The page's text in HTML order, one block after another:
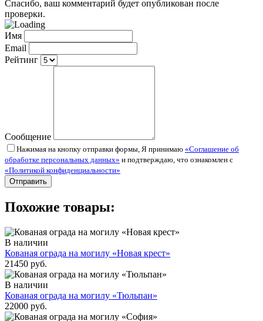
Спасибо, ваш комментарий будет опубликован после
проверки.
Имя
Email
Рейтинг
Сообщение
Нажимая на кнопку отправки формы, Я принимаю «Соглашение об
обработке персональных данных» и подтверждаю, что ознакомлен с
«Политикой конфиденциальности»
Похожие товары:
В наличии
Кованая ограда на могилу «Новая крест»
21450 руб.
В наличии
Кованая ограда на могилу «Тюльпан»
22000 руб.